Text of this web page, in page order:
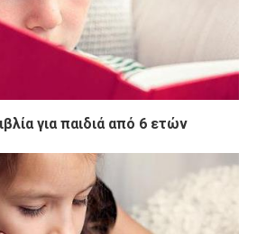
για παιδιά από 6 ετών